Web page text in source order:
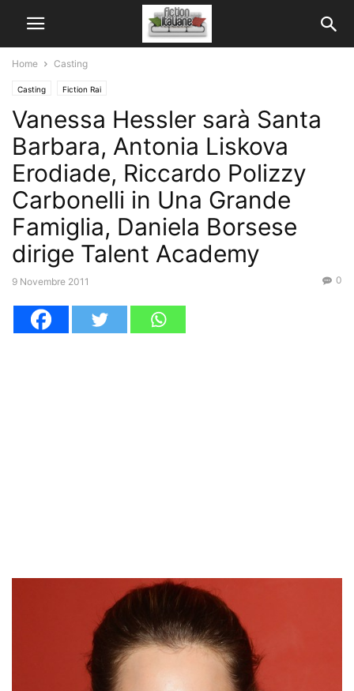
Home Casting
Casting Fiction Rai
Vanessa Hessler sarà Santa
Barbara, Antonia Liskova
Erodiade, Riccardo Polizzy
Carbonelli in Una Grande
Famiglia, Daniela Borsese
dirige Talent Academy
9 Novembre 2011 0